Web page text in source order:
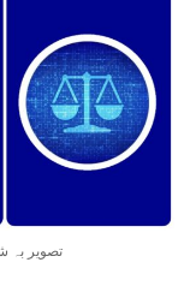
تصویر بہ